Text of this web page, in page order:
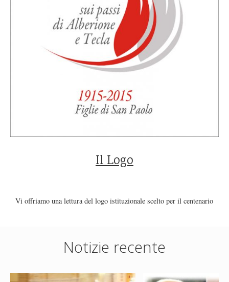
Il Logo
Vi offriamo una lettura del logo istituzionale scelto per il centenario
Notizie recente